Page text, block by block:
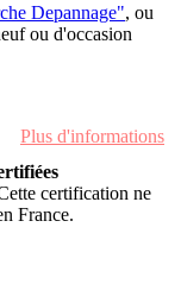
Depannage", ou
ou d'occasion
Plus d'informations
certification ne
France.